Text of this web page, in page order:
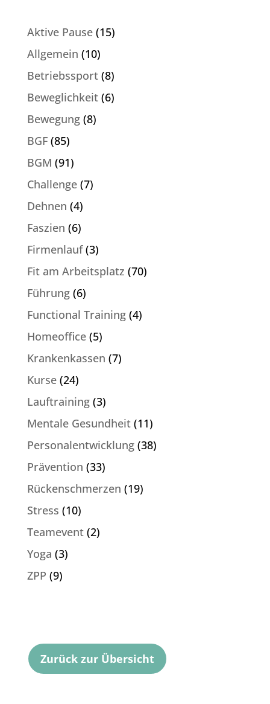
Aktive Pause(15)
Allgemein (10)
Betriebssport(8)
Beweglichkeit(6)
Bewegung(8)
BGF(85)
BGM (91)
Challenge(7)
Dehnen (4)
Faszien (6)
Firmenlauf(3)
Fit am Arbeitsplatz (70)
Führung(6)
Functional Training(4)
Homeoffice(5)
Krankenkassen (7)
Kurse(24)
Lauftraining(3)
Mentale Gesundheit(11)
Personalentwicklung(38)
Prävention (33)
Rückenschmerzen (19)
Stress (10)
Teamevent(2)
Yoga (3)
ZPP (9)
Zurück zur Übersicht